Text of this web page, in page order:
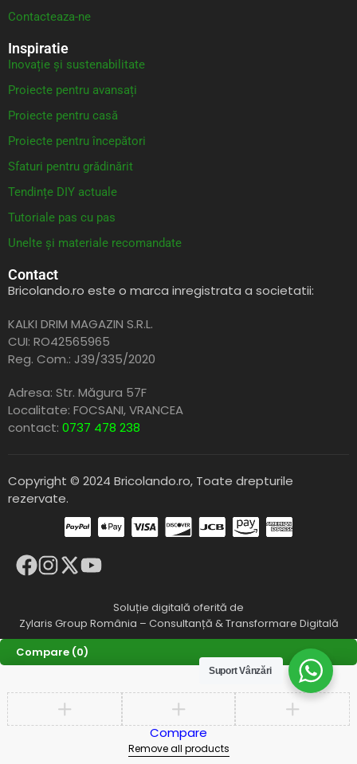
Contacteaza-ne
Inspiratie
Inovație și sustenabilitate
Proiecte pentru avansați
Proiecte pentru casă
Proiecte pentru începători
Sfaturi pentru grădinărit
Tendințe DIY actuale
Tutoriale pas cu pas
Unelte și materiale recomandate
Contact
Bricolando.ro este o marca inregistrata a societatii:
KALKI DRIM MAGAZIN S.R.L.
CUI: RO42565965
Reg. Com.: J39/335/2020
Adresa: Str. Măgura 57F
Localitate: FOCSANI,VRANCEA
contact: 0737 478 238
Copyright © 2024 Bricolando.ro, Toate drepturile
rezervate.
Soluție digitală oferită de
Zylaris Group România – Consultanță & Transformare Digitală
Suport Vânzări
Compare (0)
Compare
Remove all products